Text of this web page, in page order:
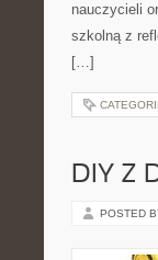
nauczycieli
szkolną z
[…]
DIY Z
POSTED